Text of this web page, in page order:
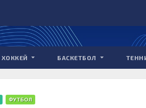
ХОККЕЙ БАСКЕТБОЛ
ФУТБОЛ